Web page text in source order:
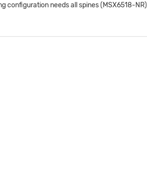
configuration needs all spines (MSX6518-NR)